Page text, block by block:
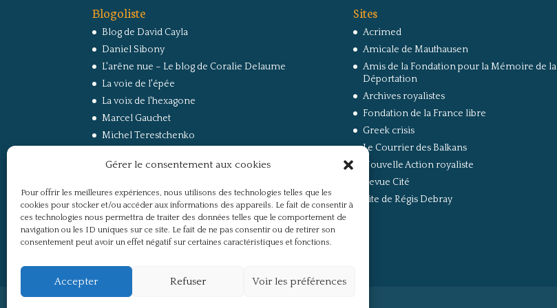
Gérer le consentement aux cookies
Pour offrir les meilleures expériences, nous utilisons des technologies telles que les
cookies pour stocker et/ou accéder aux informations des appareils. Le fait de consentir à
ces technologies nous permettra de traiter des données telles que le comportement de
navigation ou les ID uniques sur ce site. Le fait de ne pas consentir ou de retirer son
consentement peut avoir un effet négatif sur certaines caractéristiques et fonctions.
Accepter Refuser Voir les préférences
Blogoliste
Blog de David Cayla
Daniel Sibony
L'arêne nue – Le blog de Coralie Delaume
La voie de l'épée
La voix de l'hexagone
Marcel Gauchet
Michel Terestchenko
RussEurope – Le Carnet de Jacques Sapir sur la
Secret Défense
Un regard sur la Russie
Sites
Acrimed
Amicale de Mauthausen
Amis de la Fondation pour la Mémoire de la
Déportation
Archives royalistes
Fondation de la France libre
Greek crisis
Le Courrier des Balkans
Nouvelle Action royaliste
Revue Cité
Site de Régis Debray